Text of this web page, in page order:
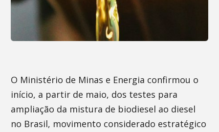
O Ministério de Minas e Energia confirmou o
início, a partir de maio, dos testes para
ampliação da mistura de biodiesel ao diesel
no Brasil, movimento considerado estratégico